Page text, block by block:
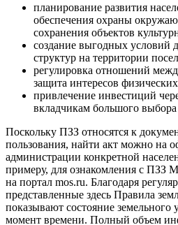
планирование развития
обеспечения охраны
сохранения объектов
создание выгодных условий
структур на территории
регулировка отношений
защита интересов
привлечение инвестиций
вкладчикам большого выбора
Поскольку ПЗЗ относятся к
пользования, найти акт можно на
администрации конкретной
примеру, для ознакомления с ПЗЗ
на портал mos.ru. Благодаря
представленные здесь Правила
показывают состояние земельного
момент времени. Полный объем